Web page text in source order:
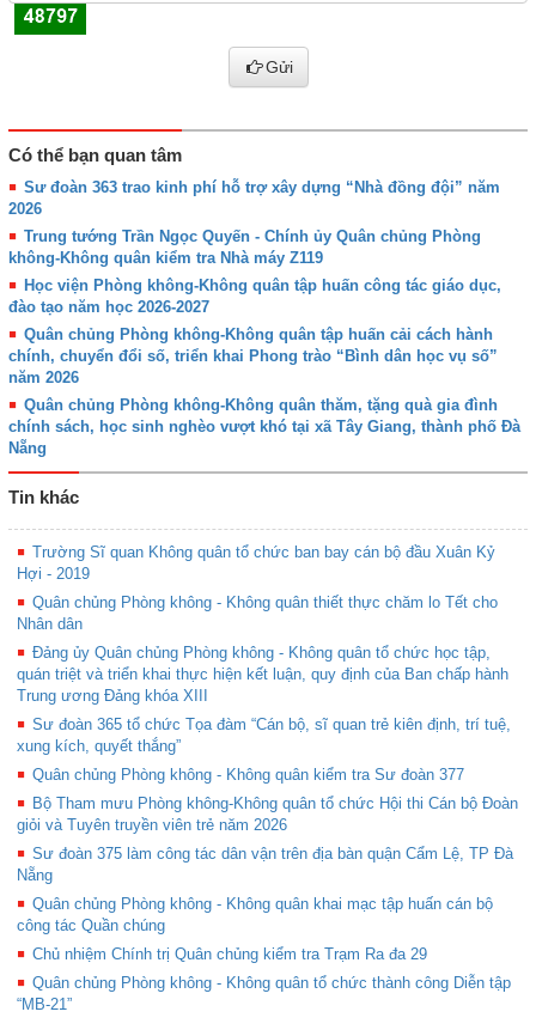
Gửi
Có thể bạn quan tâm
Sư đoàn 363 trao kinh phí hỗ trợ xây dựng “Nhà đồng đội” năm
2026
Trung tướng Trần Ngọc Quyến - Chính ủy Quân chủng Phòng
không-Không quân kiểm tra Nhà máy Z119
Học viện Phòng không-Không quân tập huấn công tác giáo dục,
đào tạo năm học 2026-2027
Quân chủng Phòng không-Không quân tập huấn cải cách hành
chính, chuyển đổi số, triển khai Phong trào “Bình dân học vụ số”
năm 2026
Quân chủng Phòng không-Không quân thăm, tặng quà gia đình
chính sách, học sinh nghèo vượt khó tại xã Tây Giang, thành phố Đà
Nẵng
Tin khác
Trường Sĩ quan Không quân tổ chức ban bay cán bộ đầu Xuân Kỷ
Hợi - 2019
Quân chủng Phòng không - Không quân thiết thực chăm lo Tết cho
Nhân dân
Đảng ủy Quân chủng Phòng không - Không quân tổ chức học tập,
quán triệt và triển khai thực hiện kết luận, quy định của Ban chấp hành
Trung ương Đảng khóa XIII
Sư đoàn 365 tổ chức Tọa đàm “Cán bộ, sĩ quan trẻ kiên định, trí tuệ,
xung kích, quyết thắng”
Quân chủng Phòng không - Không quân kiểm tra Sư đoàn 377
Bộ Tham mưu Phòng không-Không quân tổ chức Hội thi Cán bộ Đoàn
giỏi và Tuyên truyền viên trẻ năm 2026
Sư đoàn 375 làm công tác dân vận trên địa bàn quận Cẩm Lệ, TP Đà
Nẵng
Quân chủng Phòng không - Không quân khai mạc tập huấn cán bộ
công tác Quần chúng
Chủ nhiệm Chính trị Quân chủng kiểm tra Trạm Ra đa 29
Quân chủng Phòng không - Không quân tổ chức thành công Diễn tập
“MB-21”